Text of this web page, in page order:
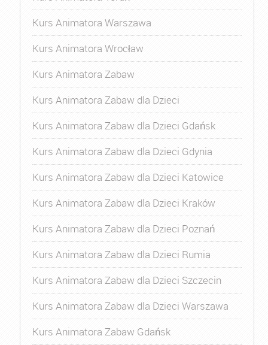
Kurs Animatora Warszawa
Kurs Animatora Wrocław
Kurs Animatora Zabaw
Kurs Animatora Zabaw dla Dzieci
Kurs Animatora Zabaw dla Dzieci Gdańsk
Kurs Animatora Zabaw dla Dzieci Gdynia
Kurs Animatora Zabaw dla Dzieci Katowice
Kurs Animatora Zabaw dla Dzieci Kraków
Kurs Animatora Zabaw dla Dzieci Poznań
Kurs Animatora Zabaw dla Dzieci Rumia
Kurs Animatora Zabaw dla Dzieci Szczecin
Kurs Animatora Zabaw dla Dzieci Warszawa
Kurs Animatora Zabaw Gdańsk